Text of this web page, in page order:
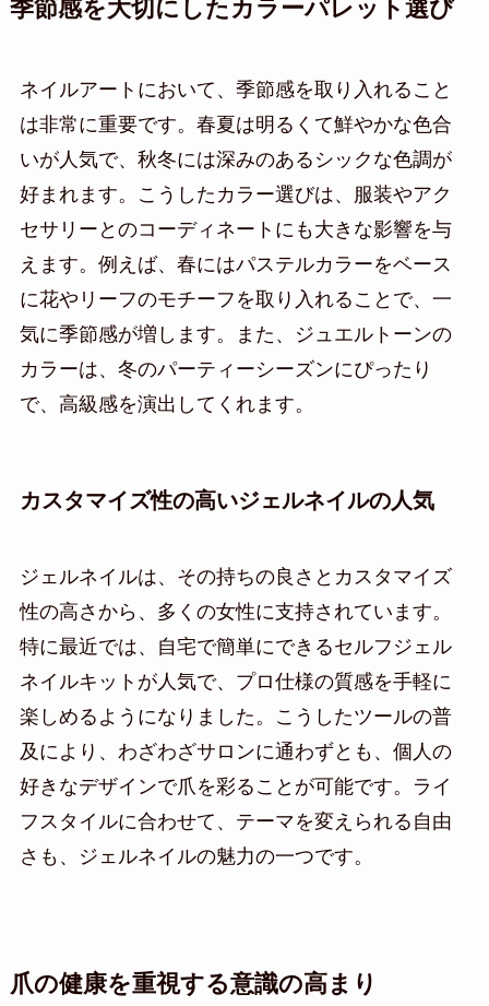
季節感を大切にしたカラーパレット選び
ネイルアートにおいて、季節感を取り入れること
は非常に重要です。春夏は明るくて鮮やかな色合
いが人気で、秋冬には深みのあるシックな色調が
好まれます。こうしたカラー選びは、服装やアク
セサリーとのコーディネートにも大きな影響を与
えます。例えば、春にはパステルカラーをベース
に花やリーフのモチーフを取り入れることで、一
気に季節感が増します。また、ジュエルトーンの
カラーは、冬のパーティーシーズンにぴったり
で、高級感を演出してくれます。
カスタマイズ性の高いジェルネイルの人気
ジェルネイルは、その持ちの良さとカスタマイズ
性の高さから、多くの女性に支持されています。
特に最近では、自宅で簡単にできるセルフジェル
ネイルキットが人気で、プロ仕様の質感を手軽に
楽しめるようになりました。こうしたツールの普
及により、わざわざサロンに通わずとも、個人の
好きなデザインで爪を彩ることが可能です。ライ
フスタイルに合わせて、テーマを変えられる自由
さも、ジェルネイルの魅力の一つです。
爪の健康を重視する意識の高まり